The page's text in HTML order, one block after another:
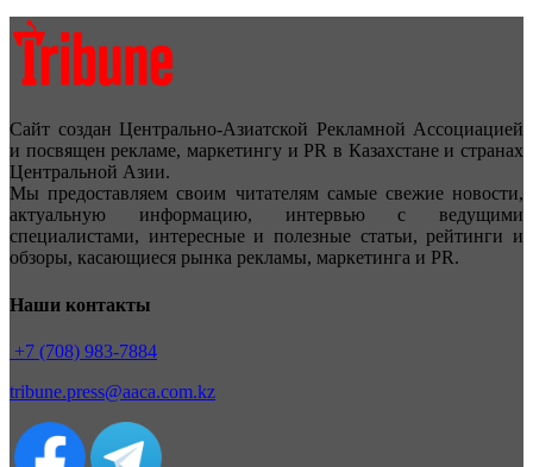
Сайт создан Центрально-Азиатской Рекламной Ассоциацией
и посвящен рекламе, маркетингу и PR в Казахстане и странах
Центральной Азии.
Мы предоставляем своим читателям самые свежие новости,
актуальную информацию, интервью с ведущими
специалистами, интересные и полезные статьи, рейтинги и
обзоры, касающиеся рынка рекламы, маркетинга и PR.
Наши контакты
+7 (708) 983-7884
tribune.press@aaca.com.kz